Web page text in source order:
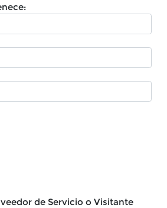
de Servicio o Visitante